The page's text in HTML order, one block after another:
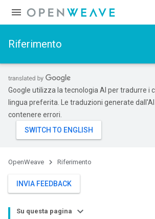
Riferimento
Google utilizza la tecnologia AI per tradurre i
lingua preferita. Le traduzioni generate
contenere errori.
OpenWeave Riferimento
INVIA FEEDBACK
Su questa pagina